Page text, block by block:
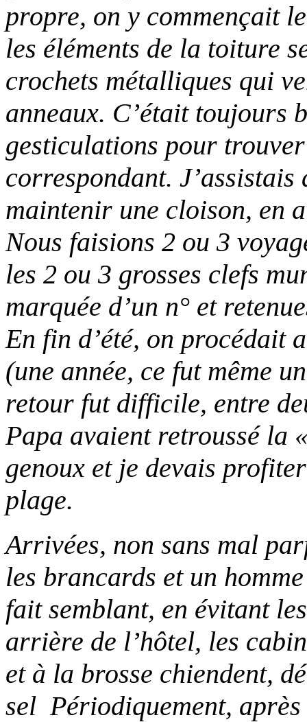
propre, on y commençait
les éléments de la toiture
crochets métalliques qui
anneaux. C’était toujours
gesticulations pour
correspondant.
maintenir une cloison, en
Nous faisions 2 ou 3
les 2 ou 3 grosses clefs
marquée d’un n° et
En fin d’été, on procédait
(une année, ce fut même
retour fut difficile, entre
Papa avaient retroussé la
genoux et je devais
plage.
Arrivées, non sans mal
les brancards et un
fait semblant, en évitant
arrière de l’hôtel, les
et à la brosse chiendent,
sel Périodiquement,